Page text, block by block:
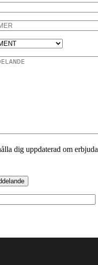
dig uppdaterad om